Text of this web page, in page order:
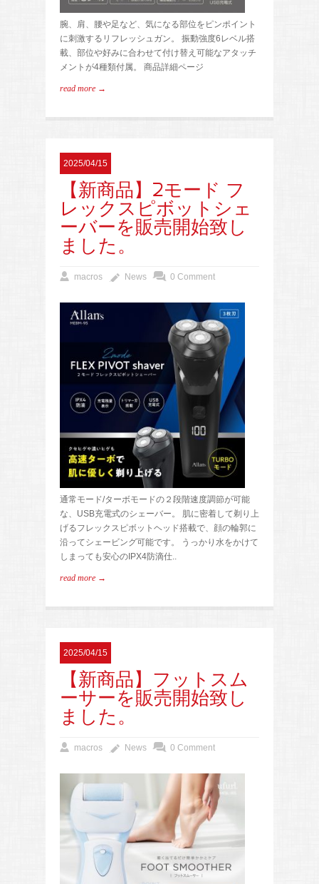
腕、肩、腰や足など、気になる部位をピンポイント
に刺激するリフレッシュガン。 振動強度6レベル搭
載、部位や好みに合わせて付け替え可能なアタッチ
メントが4種類付属。 商品詳細ページ
read more →
2025/04/15
【新商品】2モード フ
レックスピボットシェ
ーバーを販売開始致し
ました。
macros News 0 Comment
通常モード/ターボモードの２段階速度調節が可能
な、USB充電式のシェーバー。 肌に密着して剃り上
げるフレックスピボットヘッド搭載で、顔の輪郭に
沿ってシェービング可能です。 うっかり水をかけて
しまっても安心のIPX4防滴仕..
read more →
2025/04/15
【新商品】フットスム
ーサーを販売開始致し
ました。
macros News 0 Comment